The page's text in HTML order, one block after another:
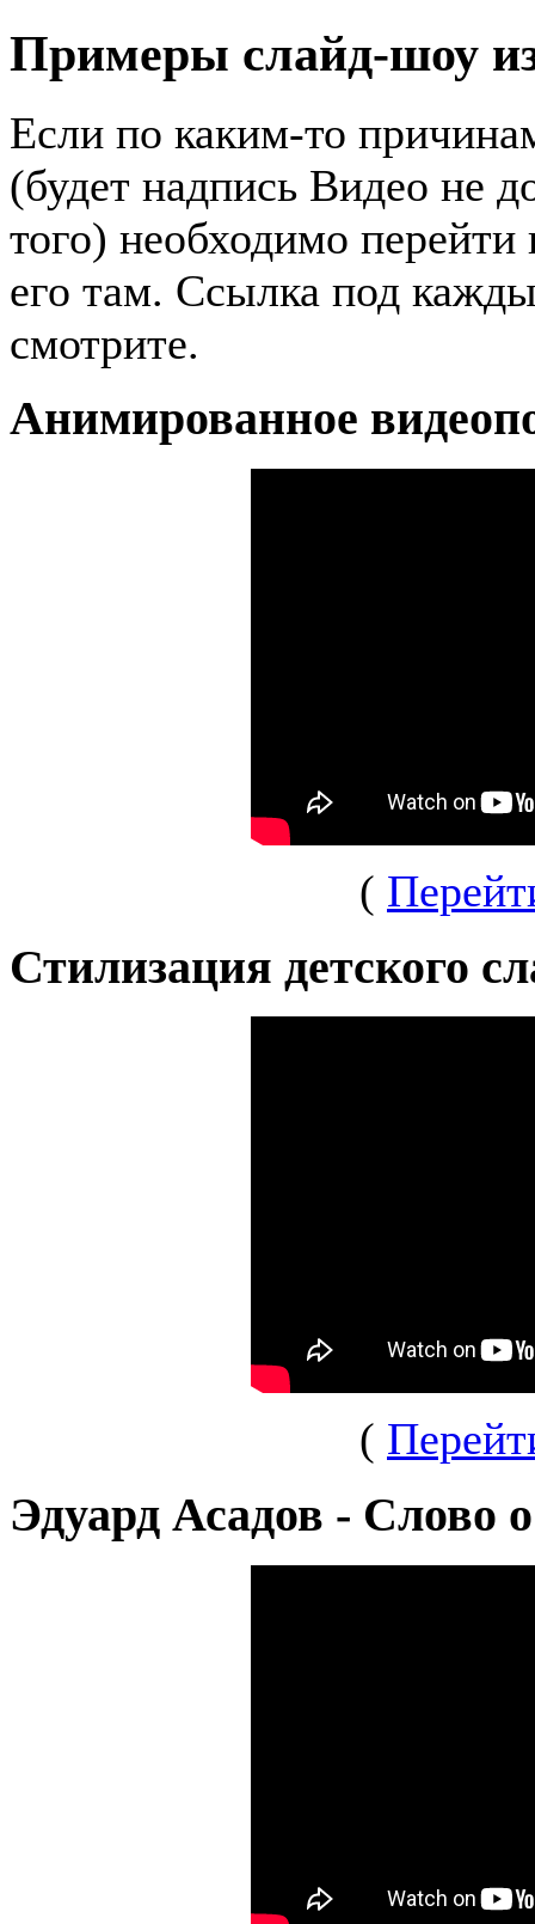
Примеры слайд-шоу
Если по каким-то
(будет надпись Видео не
того) необходимо
его там. Ссылка под
смотрите.
Анимированное
(
Стилизация детского
(
Эдуард Асадов - Слово